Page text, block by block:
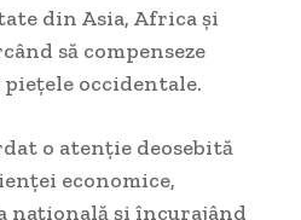
din Asia, Africa și
să compenseze
occidentale.
o atenție deosebită
economice,
națională și încurajând